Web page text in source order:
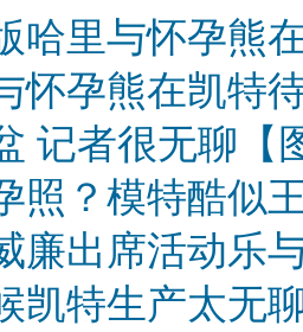
哈里与怀孕熊
怀孕熊在凯特
记者很无聊【
照？模特酷似
廉出席活动乐
凯特生产太无